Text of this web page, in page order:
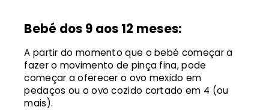
Bebé dos 9 aos 12 meses:
A partir do momento que o bebé começar a
fazer o movimento de pinça fina, pode
começar a oferecer o ovo mexido em
pedaços ou o ovo cozido cortado em 4 (ou
mais).